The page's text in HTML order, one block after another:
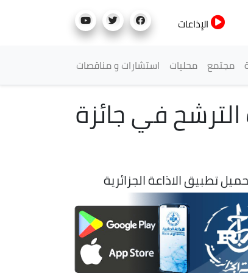
الإذاعات
مجتمع محليات استشارات و مناقصات
باب الترشح في جائزة
تطبيق الاذاعة الجزائرية